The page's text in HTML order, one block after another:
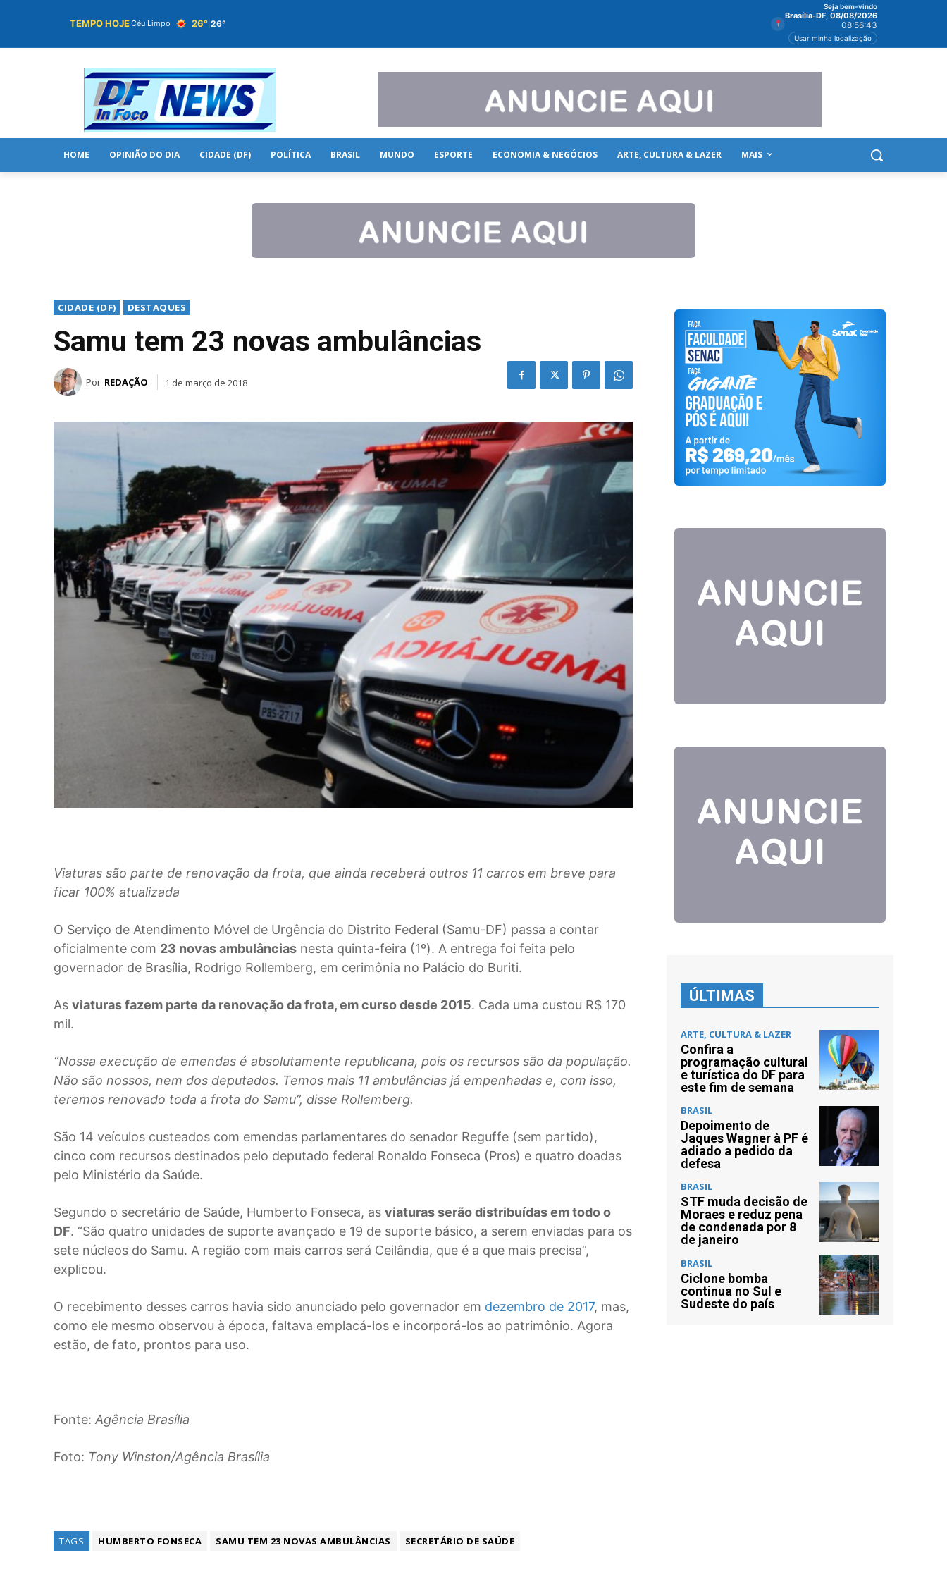
TEMPO HOJECéu Limpo 26° 26°
Seja bem-vindo
Brasília-DF, 08/08/2026
08:56:43
Usar minha localização
HOME OPINIÃO DO DIA CIDADE (DF) POLÍTICA BRASIL MUNDO ESPORTE ECONOMIA & NEGÓCIOS ARTE, CULTURA & LAZER MAIS
CIDADE (DF) DESTAQUES
Samu tem 23 novas ambulâncias
Por REDAÇÃO 1 de março de 2018
Viaturas são parte de renovação da frota, que ainda receberá outros 11 carros em breve para
ficar 100% atualizada
O Serviço de Atendimento Móvel de Urgência do Distrito Federal (Samu-DF) passa a contar
oficialmente com 23 novas ambulâncias nesta quinta-feira (1º). A entrega foi feita pelo
governador de Brasília, Rodrigo Rollemberg, em cerimônia no Palácio do Buriti.
As viaturas fazem parte da renovação da frota, em curso desde 2015. Cada uma custou R$ 170
mil.
“Nossa execução de emendas é absolutamente republicana, pois os recursos são da população.
Não são nossos, nem dos deputados. Temos mais 11 ambulâncias já empenhadas e, com isso,
teremos renovado toda a frota do Samu”, disse Rollemberg.
São 14 veículos custeados com emendas parlamentares do senador Reguffe (sem partido),
cinco com recursos destinados pelo deputado federal Ronaldo Fonseca (Pros) e quatro doadas
pelo Ministério da Saúde.
Segundo o secretário de Saúde, Humberto Fonseca, as viaturas serão distribuídas em todo o
DF. “São quatro unidades de suporte avançado e 19 de suporte básico, a serem enviadas para os
sete núcleos do Samu. A região com mais carros será Ceilândia, que é a que mais precisa”,
explicou.
O recebimento desses carros havia sido anunciado pelo governador em dezembro de 2017, mas,
como ele mesmo observou à época, faltava emplacá-los e incorporá-los ao patrimônio. Agora
estão, de fato, prontos para uso.
Fonte: Agência Brasília
Foto: Tony Winston/Agência Brasília
TAGS HUMBERTO FONSECA SAMU TEM 23 NOVAS AMBULÂNCIAS SECRETÁRIO DE SAÚDE
ÚLTIMAS
ARTE, CULTURA & LAZER
Confira a
programação cultural
e turística do DF para
este fim de semana
BRASIL
Depoimento de
Jaques Wagner à PF é
adiado a pedido da
defesa
BRASIL
STF muda decisão de
Moraes e reduz pena
de condenada por 8
de janeiro
BRASIL
Ciclone bomba
continua no Sul e
Sudeste do país